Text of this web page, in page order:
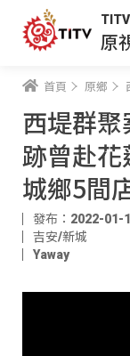
原
首頁 原鄉
西堤群
跡曾赴
城鄉5間
發布：2022-01-
吉安/新城
Yaway